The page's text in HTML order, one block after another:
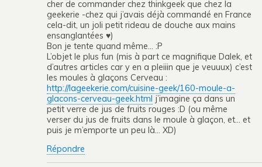
cher de commander chez thinkgeek que chez la
geekerie -chez qui j’avais déjà commandé en France
cela-dit, un joli petit rideau de douche aux mains
ensanglantées ♥)
Bon je tente quand même… :P
L’objet le plus fun (mis à part ce magnifique Dalek, et
d’autres articles car y en a pleiiin que je veuuux) c’est
les moules à glaçons Cerveau :
http://lageekerie.com/cuisine-geek/160-moule-a-
glacons-cerveau-geek.html j’imagine ça dans un
petit verre de jus de fruits rouges :D (ou même
verser du jus de fruits dans le moule à glaçon, et… et
puis je m’emporte un peu là… XD)
Répondre